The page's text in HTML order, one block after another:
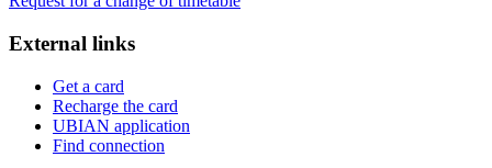
External links
Get a card
Recharge the card
UBIAN application
Find connection